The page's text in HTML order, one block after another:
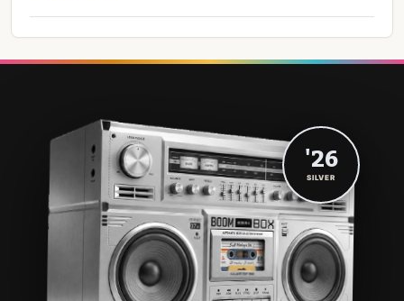
'26
SILVER